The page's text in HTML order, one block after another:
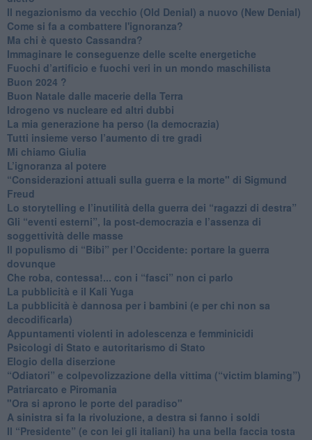
Il negazionismo da vecchio (Old Denial) a nuovo (New Denial)
Come si fa a combattere l'ignoranza?
Ma chi è questo Cassandra?
Immaginare le conseguenze delle scelte energetiche
​Fuochi d’artificio e fuochi veri in un mondo maschilista
Buon 2024 ?
​Buon Natale dalle macerie della Terra
​Idrogeno vs nucleare ed altri dubbi
​La mia generazione ha perso (la democrazia)
​Tutti insieme verso l’aumento di tre gradi
Mi chiamo Giulia
L’ignoranza al potere
​“Considerazioni attuali sulla guerra e la morte" di Sigmund
Freud
​Lo storytelling e l’inutilità della guerra dei “ragazzi di destra”
​Gli “eventi esterni”, la post-democrazia e l’assenza di
soggettività delle masse
​Il populismo di “Bibi” per l’Occidente: portare la guerra
dovunque
​Che roba, contessa!... con i “fasci” non ci parlo
La pubblicità e il Kali Yuga
​La pubblicità è dannosa per i bambini (e per chi non sa
decodificarla)
​Appuntamenti violenti in adolescenza e femminicidi
​Psicologi di Stato e autoritarismo di Stato
Elogio della diserzione
“Odiatori” e colpevolizzazione della vittima (“victim blaming”)
​Patriarcato e Piromania
"Ora si aprono le porte del paradiso"
​A sinistra si fa la rivoluzione, a destra si fanno i soldi
​Il “Presidente” (e con lei gli italiani) ha una bella faccia tosta